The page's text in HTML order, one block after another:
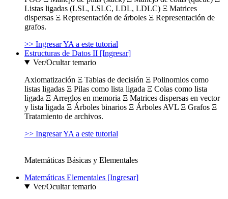
Listas ligadas (LSL, LSLC, LDL, LDLC) Ξ Matrices
dispersas Ξ Representación de árboles Ξ Representación de
grafos.
>> Ingresar YA a este tutorial
Estructuras de Datos II [Ingresar]
Ver/Ocultar temario
Axiomatización Ξ Tablas de decisión Ξ Polinomios como
listas ligadas Ξ Pilas como lista ligada Ξ Colas como lista
ligada Ξ Arreglos en memoria Ξ Matrices dispersas en vector
y lista ligada Ξ Árboles binarios Ξ Árboles AVL Ξ Grafos Ξ
Tratamiento de archivos.
>> Ingresar YA a este tutorial
Matemáticas Básicas y Elementales
Matemáticas Elementales [Ingresar]
Ver/Ocultar temario